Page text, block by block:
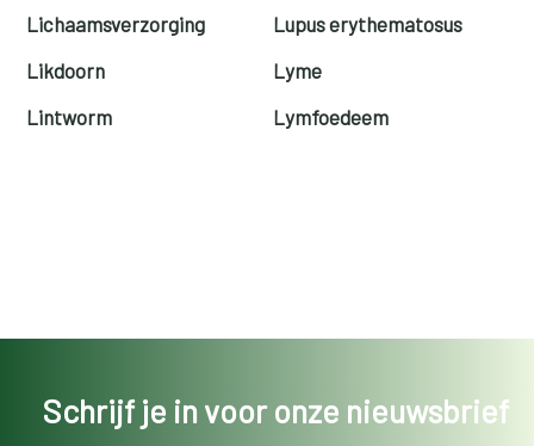
Lichaamsverzorging
Likdoorn
Lintworm
Lupus erythematosus
Lyme
Lymfoedeem
Schrijf je in voor onze nieuwsbrief